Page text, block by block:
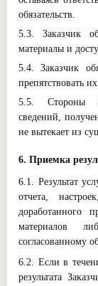
обязательств.
5.3. Заказчик
материалы и
5.4. Заказчик
препятствовать
5.5. Стороны
сведений,
не вытекает из
6. Приемка
6.1. Результат
отчета,
доработанного
материалов
согласованному
6.2. Если в
результата